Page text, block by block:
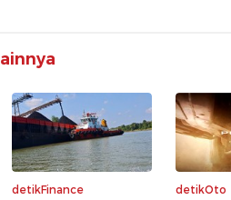
detikFinance detikOto